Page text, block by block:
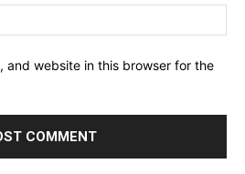
and website in this browser for the